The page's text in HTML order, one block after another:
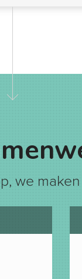
we